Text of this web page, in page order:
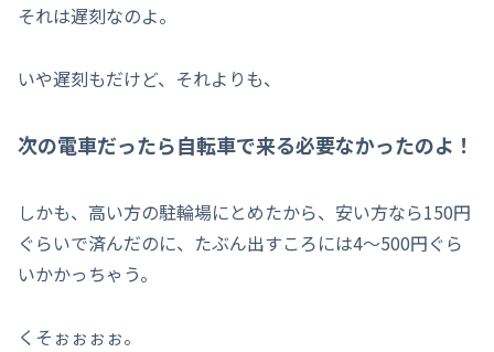
それは遅刻なのよ。
いや遅刻もだけど、それよりも、
次の電車だったら自転車で来る必要なかったのよ！
しかも、高い方の駐輪場にとめたから、安い方なら150円
ぐらいで済んだのに、たぶん出すころには4～500円ぐら
いかかっちゃう。
くそぉぉぉぉ。